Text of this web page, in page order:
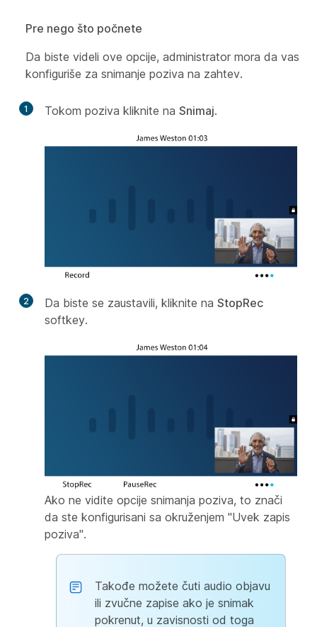
Pre nego što počnete
Da biste videli ove opcije, administrator mora da vas
konfiguriše za snimanje poziva na zahtev.
1 Tokom poziva kliknite na Snimaj.
2 Da biste se zaustavili, kliknite na StopRec
softkey.
Ako ne vidite opcije snimanja poziva, to znači
da ste konfigurisani sa okruženjem "Uvek zapis
poziva".
Takođe možete čuti audio objavu
ili zvučne zapise ako je snimak
pokrenut, u zavisnosti od toga